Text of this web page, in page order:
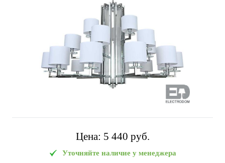
Цена: 5 440 pуб.
Уточняйте наличие у менеджера